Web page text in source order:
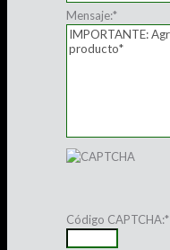
Mensaje:*
Código CAPTCHA:*